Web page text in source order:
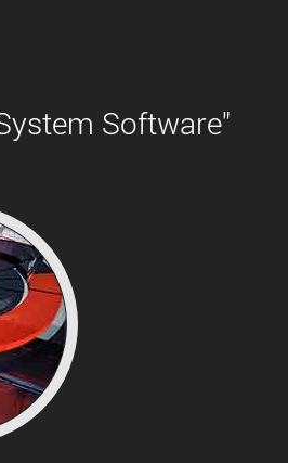
Software"